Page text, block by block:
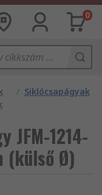
0
/ Siklócsapágyak
JFM-1214-
(külső Ø)